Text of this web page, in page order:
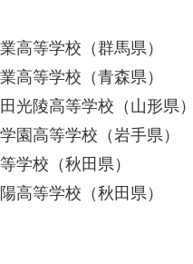
高等学校（群馬県）
高等学校（青森県）
光陵高等学校（山形県）
園高等学校（岩手県）
学校（秋田県）
高等学校（秋田県）